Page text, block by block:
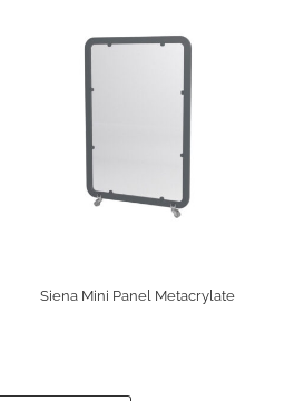
Siena Mini Panel Metacrylate